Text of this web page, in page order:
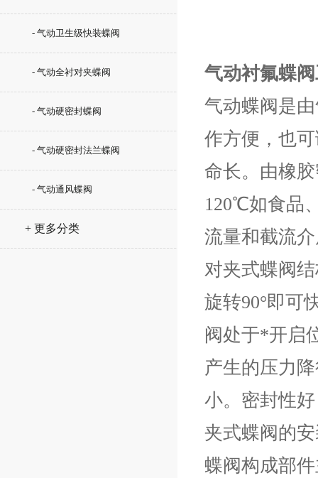
- 气动卫生级快装蝶阀
- 气动全衬对夹蝶阀
- 气动硬密封蝶阀
- 气动硬密封法兰蝶阀
- 气动通风蝶阀
+ 更多分类
气动衬氟蝶
气动蝶阀是
作方便，也
命长。由橡
120℃如食品
流量和截流
对夹式蝶阀
旋转90°即可
阀处于*开启
产生的压力
小。密封性
夹式蝶阀的
蝶阀构成部